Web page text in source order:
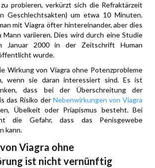
probieren, verkürzt sich die Refraktärzeit
Geschlechtsakten) um etwa 10 Minuten.
mit Viagra öfter hintereinander, aber dies
Mann variieren. Dies wird durch eine Studie
Januar 2000 in der Zeitschrift Human
wurde.
Wirkung von Viagra ohne Potenzprobleme
wenn sie daran interessiert sind. Es ist
dass bei der Überschreitung der
das Risiko der Nebenwirkungen von Viagra
Übelkeit oder Priapismus besteht. Bei
die Gefahr, dass das Penisgewebe
kann.
Viagra ohne
ist nicht vernünftig